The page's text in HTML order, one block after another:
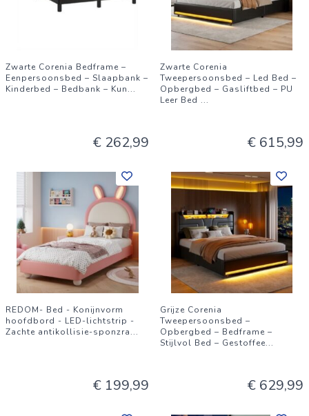
Zwarte Corenia Bedframe –
Eenpersoonsbed – Slaapbank –
Kinderbed – Bedbank – Kun...
€ 262,99
Zwarte Corenia
Tweepersoonsbed – Led Bed –
Opbergbed – Gasliftbed – PU
Leer Bed ...
€ 615,99
REDOM- Bed - Konijnvorm
hoofdbord - LED-lichtstrip -
Zachte antikollisie-sponzra...
€ 199,99
Grijze Corenia
Tweepersoonsbed –
Opbergbed – Bedframe –
Stijlvol Bed – Gestoffee...
€ 629,99